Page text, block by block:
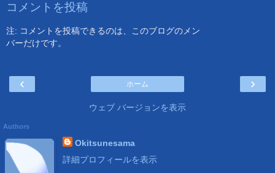
コメントを投稿
注: コメントを投稿できるのは、このブログのメン
バーだけです。
‹ ›
ホーム
ウェブ バージョンを表示
Authors
Okitsunesama
詳細プロフィールを表示